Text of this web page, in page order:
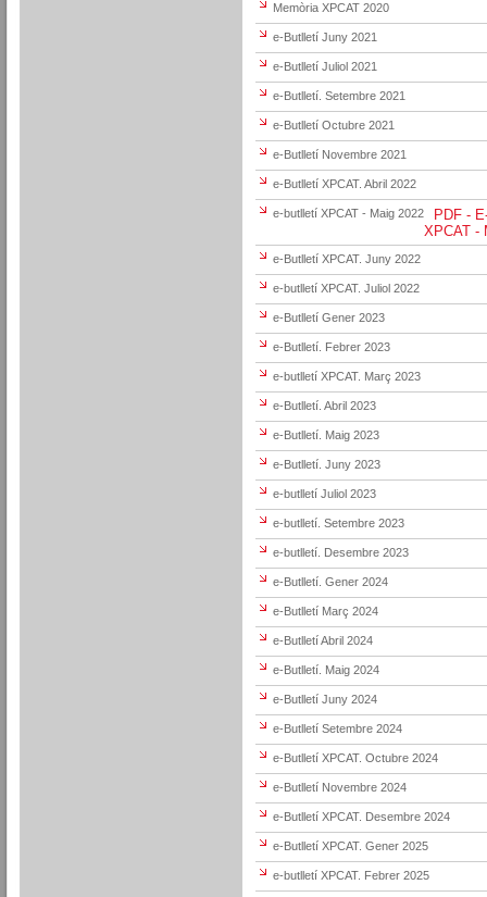
Memòria XPCAT 2020
e-Butlletí Juny 2021
e-Butlletí Juliol 2021
e-Butlletí. Setembre 2021
e-Butlletí Octubre 2021
e-Butlletí Novembre 2021
e-Butlletí XPCAT. Abril 2022
e-butlletí XPCAT - Maig 2022
PDF -
XPCAT -
e-Butlletí XPCAT. Juny 2022
e-butlletí XPCAT. Juliol 2022
e-Butlletí Gener 2023
e-Butlletí. Febrer 2023
e-butlletí XPCAT. Març 2023
e-Butlletí. Abril 2023
e-Butlletí. Maig 2023
e-Butlletí. Juny 2023
e-butlletí Juliol 2023
e-butlletí. Setembre 2023
e-butlletí. Desembre 2023
e-Butlletí. Gener 2024
e-Butlletí Març 2024
e-Butlletí Abril 2024
e-Butlletí. Maig 2024
e-Butlletí Juny 2024
e-Butlletí Setembre 2024
e-Butlletí XPCAT. Octubre 2024
e-Butlletí Novembre 2024
e-Butlletí XPCAT. Desembre 2024
e-Butlletí XPCAT. Gener 2025
e-butlletí XPCAT. Febrer 2025